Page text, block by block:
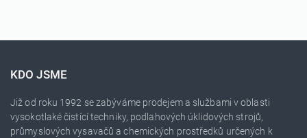
KDO JSME
Již od roku 1992 se zabýváme prodejem a službami v oblasti
vysokotlaké čistící techniky, podlahových úklidových strojů,
průmyslových vysavačů a chemických prostředků určených k